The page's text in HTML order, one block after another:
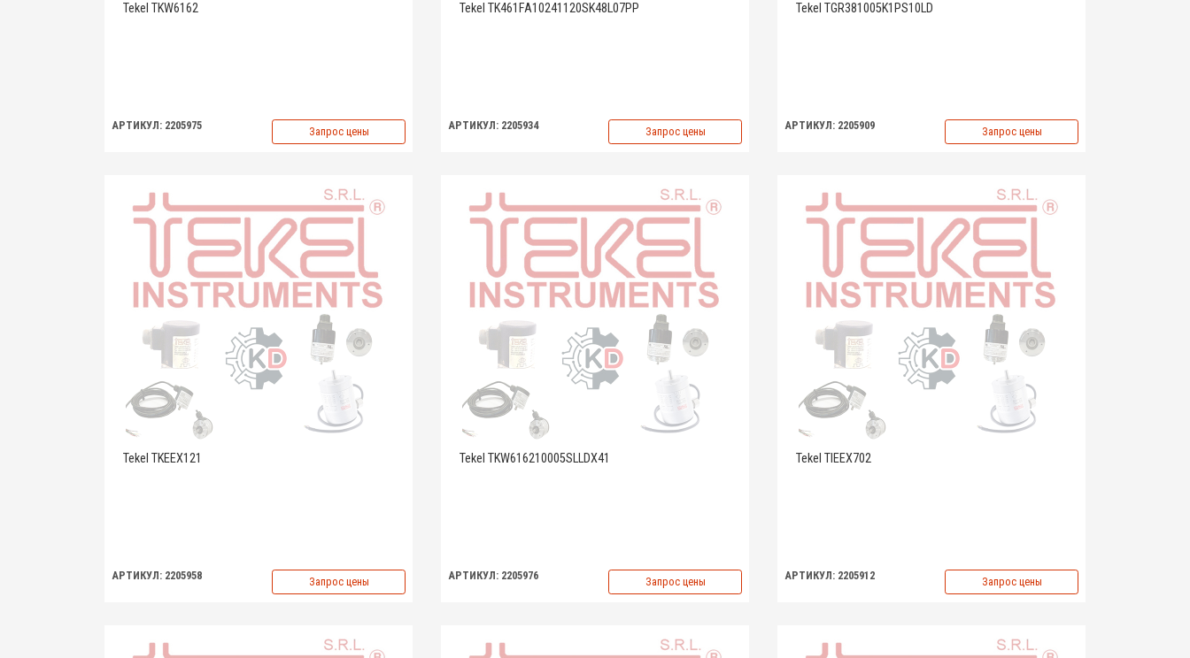
Tekel TKW6162
АРТИКУЛ: 2205975 Запрос цены
Tekel TK461FA10241120SK48L07PP
АРТИКУЛ: 2205934 Запрос цены
Tekel TGR381005K1PS10LD
АРТИКУЛ: 2205909 Запрос цены
Tekel TKEEX121
АРТИКУЛ: 2205958 Запрос цены
Tekel TKW616210005SLLDX41
АРТИКУЛ: 2205976 Запрос цены
Tekel TIEEX702
АРТИКУЛ: 2205912 Запрос цены